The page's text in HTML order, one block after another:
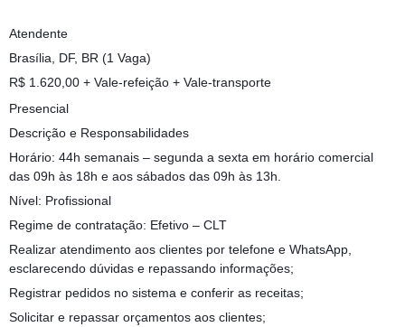
Atendente
Brasília, DF, BR (1 Vaga)
R$ 1.620,00 + Vale-refeição + Vale-transporte
Presencial
Descrição e Responsabilidades
Horário: 44h semanais – segunda a sexta em horário comercial
das 09h às 18h e aos sábados das 09h às 13h.
Nível: Profissional
Regime de contratação: Efetivo – CLT
Realizar atendimento aos clientes por telefone e WhatsApp,
esclarecendo dúvidas e repassando informações;
Registrar pedidos no sistema e conferir as receitas;
Solicitar e repassar orçamentos aos clientes;